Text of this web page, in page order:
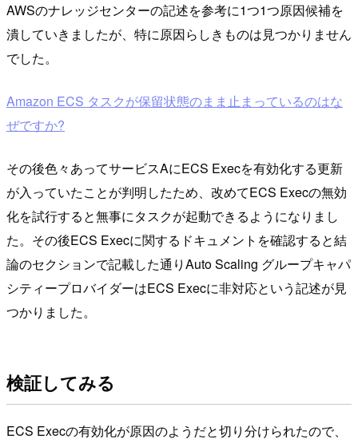
AWSのナレッジセンターの記述を参考に1つ1つ原因候補を
潰していきましたが、特に原因らしきものは見つかりません
でした。
Amazon ECS タスクが保留状態のまま止まっているのはな
ぜですか?
その後色々あってサービスAにECS Execを有効化する更新
が入っていたことが判明したため、改めてECS Execの無効
化を試行すると無事にタスクが起動できるようになりまし
た。その後ECS Execに関するドキュメントを確認すると結
論のセクションで記載した通りAuto Scaling グループキャパ
シティープロバイダーはECS Execに非対応という記述が見
つかりました。
検証してみる
ECS Execの有効化が原因のようだと切り分けられたので、